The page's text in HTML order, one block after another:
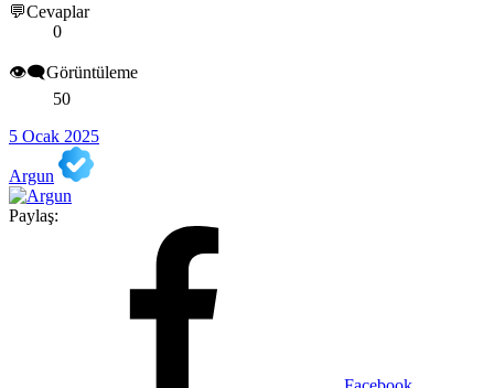
💬Cevaplar
0
👁️‍🗨️Görüntüleme
50
5 Ocak 2025
Argun
Paylaş: